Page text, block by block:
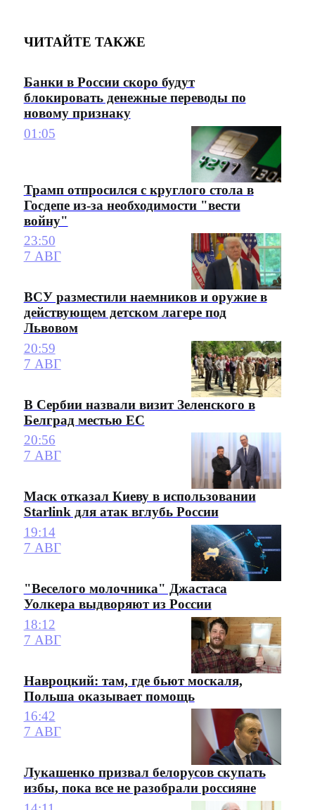
ЧИТАЙТЕ ТАКЖЕ
Банки в России скоро будут
блокировать денежные переводы по
новому признаку
01:05
Трамп отпросился с круглого стола в
Госдепе из-за необходимости "вести
войну"
23:50
7 АВГ
ВСУ разместили наемников и оружие в
действующем детском лагере под
Львовом
20:59
7 АВГ
В Сербии назвали визит Зеленского в
Белград местью ЕС
20:56
7 АВГ
Маск отказал Киеву в использовании
Starlink для атак вглубь России
19:14
7 АВГ
"Веселого молочника" Джастаса
Уолкера выдворяют из России
18:12
7 АВГ
Навроцкий: там, где бьют москаля,
Польша оказывает помощь
16:42
7 АВГ
Лукашенко призвал белорусов скупать
избы, пока все не разобрали россияне